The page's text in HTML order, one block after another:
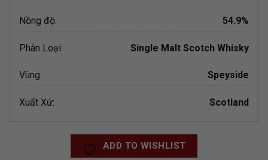
Nồng độ: 54.9%
Phân Loại: Single Malt Scotch Whisky
Vùng: Speyside
Xuất Xứ: Scotland
ADD TO WISHLIST